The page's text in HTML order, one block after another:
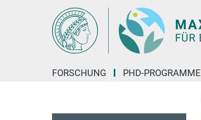
FORSCHUNG PHD-PROGRAMME